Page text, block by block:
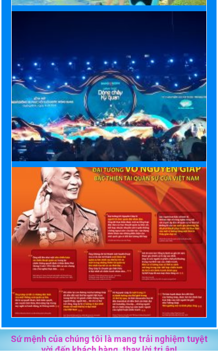
Sứ mệnh của chúng tôi là mang trải nghiệm tuyệt
vời đến khách hàng, thay lời tri ân!